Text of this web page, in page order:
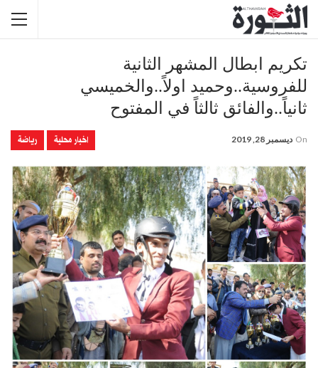
تكريم ابطال المشهر الثانية
للفروسية..وحميد اولاً..والخميسي
ثانياً..والفائق ثالثاً في المفتوح
اخبار محلية رياضة On ديسمبر 28, 2019